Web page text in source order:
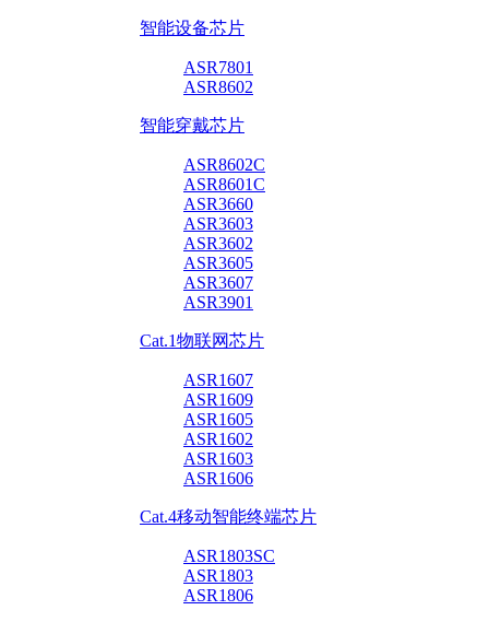
智能设备芯片
ASR7801
ASR8602
智能穿戴芯片
ASR8602C
ASR8601C
ASR3660
ASR3603
ASR3602
ASR3605
ASR3607
ASR3901
Cat.1物联网芯片
ASR1607
ASR1609
ASR1605
ASR1602
ASR1603
ASR1606
Cat.4移动智能终端芯片
ASR1803SC
ASR1803
ASR1806